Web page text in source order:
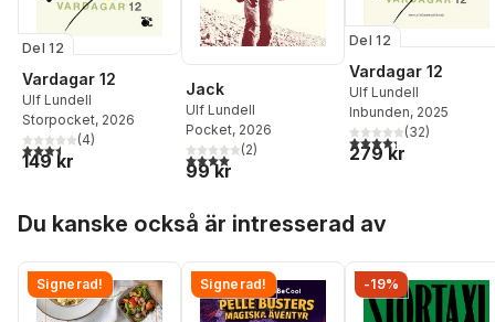
Del 12
Vardagar 12
Ulf Lundell
Storpocket, 2026
3,5utav 5 stjärnor. Totalt antal röster:
(4)
149 kr
Jack
Ulf Lundell
Pocket, 2026
4,0utav 5 stjärnor. Totalt antal röster:
(2)
99 kr
Del 12
Vardagar 12
Ulf Lundell
Inbunden, 2025
4,3utav 5 stjärnor.
(32)
279 kr
Du kanske också är intresserad av
Signerad! Signerad! -19%